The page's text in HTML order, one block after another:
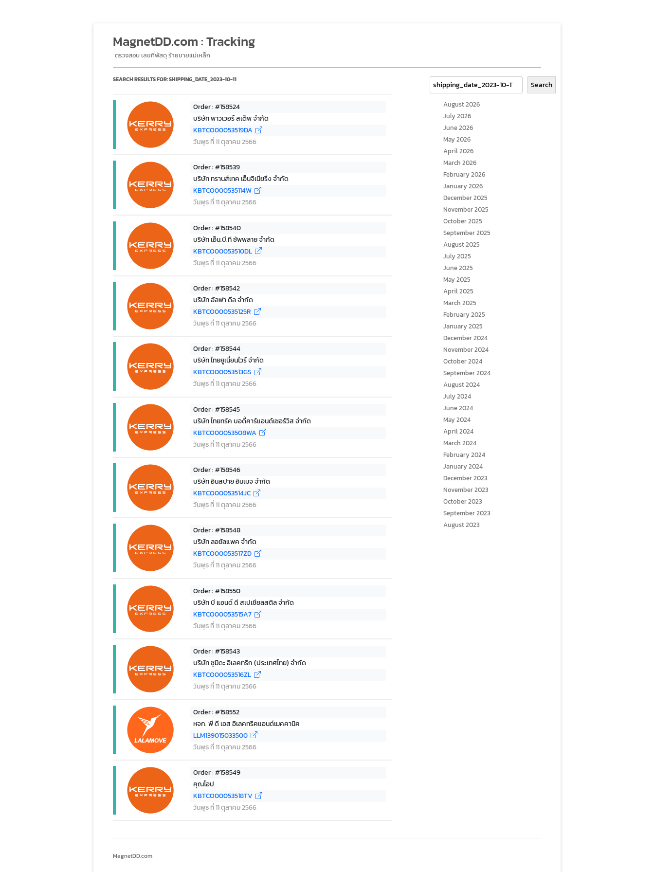
MagnetDD.com : Tracking
ตรวจสอบ เลขที่พัสดุ ร้ายขายแม่เหล็ก
SEARCH RESULTS FOR:SHIPPING_DATE_2023-10-11
Order : #158524
บริษัท พาวเวอร์ สเต็พ จำกัด
KBTCO00053519DA
วันพุธ ที่ 11 ตุลาคม 2566
Order : #158539
บริษัท ทรานส์เทค เอ็นจิเนียริ่ง จำกัด
KBTCO000535114W
วันพุธ ที่ 11 ตุลาคม 2566
Order : #158540
บริษัท เอ็น.บี.ที ซัพพลาย จำกัด
KBTCO00053510DL
วันพุธ ที่ 11 ตุลาคม 2566
Order : #158542
บริษัท อัลฟา ดีล จำกัด
KBTCO000535125R
วันพุธ ที่ 11 ตุลาคม 2566
Order : #158544
บริษัท ไทยยูเนี่ยนไวร์ จำกัด
KBTCO00053513GS
วันพุธ ที่ 11 ตุลาคม 2566
Order : #158545
บริษัท ไทยทรัค บอดี้คาร์แอนด์เซอร์วิส จำกัด
KBTCO00053508WA
วันพุธ ที่ 11 ตุลาคม 2566
Order : #158546
บริษัท อินสปาย อิมเมจ จำกัด
KBTCO00053514JC
วันพุธ ที่ 11 ตุลาคม 2566
Order : #158548
บริษัท ลอยัลแพค จำกัด
KBTCO00053517ZD
วันพุธ ที่ 11 ตุลาคม 2566
Order : #158550
บริษัท บี แอนด์ ดี สเปเชียลสติล จำกัด
KBTCO00053515A7
วันพุธ ที่ 11 ตุลาคม 2566
Order : #158543
บริษัท ซูมิดะ อิเลคทริก (ประเทศไทย) จำกัด
KBTCO00053516ZL
วันพุธ ที่ 11 ตุลาคม 2566
Order : #158552
หจก. พี ดี เอส อิเลคทริคแอนด์เมคคานิค
LLM139015033500
วันพุธ ที่ 11 ตุลาคม 2566
Order : #158549
คุณโอป
KBTCO00053518TV
วันพุธ ที่ 11 ตุลาคม 2566
Search Search
August 2026
July 2026
June 2026
May 2026
April 2026
March 2026
February 2026
January 2026
December 2025
November 2025
October 2025
September 2025
August 2025
July 2025
June 2025
May 2025
April 2025
March 2025
February 2025
January 2025
December 2024
November 2024
October 2024
September 2024
August 2024
July 2024
June 2024
May 2024
April 2024
March 2024
February 2024
January 2024
December 2023
November 2023
October 2023
September 2023
August 2023
MagnetDD.com